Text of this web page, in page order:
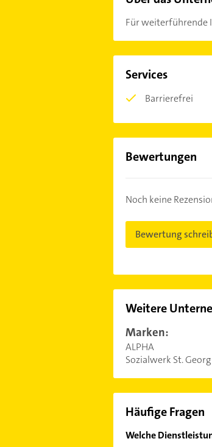
Für weiterführende
Services
Barrierefrei
Bewertungen
Noch keine
Bewertung
Weitere
Marken:
ALPHA
Sozialwerk St. Georg
Häufige Fragen
Welche